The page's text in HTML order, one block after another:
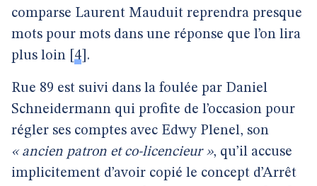
comparse Laurent Mauduit reprendra presque
mots pour mots dans une réponse que l’on lira
plus loin 4 .
Rue 89 est suivi dans la foulée par Daniel
Schneidermann qui profite de l’occasion pour
régler ses comptes avec Edwy Plenel, son
« ancien patron et co-licencieur », qu’il accuse
implicitement d’avoir copié le concept d’Arrêt